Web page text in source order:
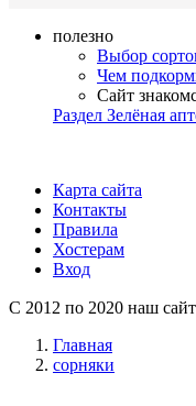
полезно
Выбор
Чем
Сайт
Раздел Зелёная
Карта сайта
Контакты
Правила
Хостерам
Вход
С 2012 по 2020 наш
Главная
сорняки